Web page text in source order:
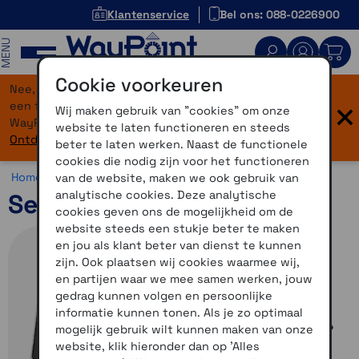
Klantenservice Bel ons: 088-0226900
Nee, je bent niet verdwaald! Onze website heeft
een flinke upgrade gekregen. Dezelfde vertrouwde
WayPoint-service, maar dan in een modern jasje.
Ontdek hier wat er allemaal nieuw is.
×
Home >Communicatie >Motorcommunicatie > Sena
Sena 50C 4K camera
Cookie voorkeuren
Wij maken gebruik van "cookies" om onze
website te laten functioneren en steeds
beter te laten werken. Naast de functionele
cookies die nodig zijn voor het functioneren
van de website, maken we ook gebruik van
analytische cookies. Deze analytische
cookies geven ons de mogelijkheid om de
website steeds een stukje beter te maken
en jou als klant beter van dienst te kunnen
zijn. Ook plaatsen wij cookies waarmee wij,
en partijen waar we mee samen werken, jouw
gedrag kunnen volgen en persoonlijke
informatie kunnen tonen. Als je zo optimaal
mogelijk gebruik wilt kunnen maken van onze
website, klik hieronder dan op 'Alles